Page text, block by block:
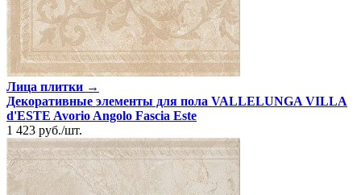
Лица плитки →
Декоративные элементы для пола VALLELUNGA VILLA
d'ESTE Avorio Angolo Fascia Este
1 423 руб./шт.